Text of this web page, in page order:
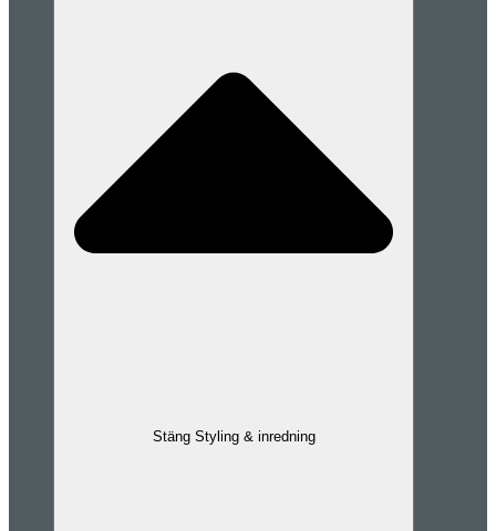
Stäng Styling & inredning